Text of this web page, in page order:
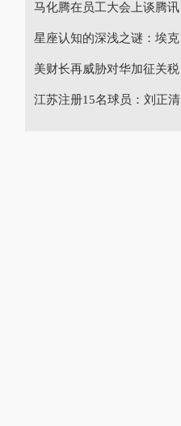
马化腾在员工大会上谈腾讯
星座认知的深浅之谜：埃克
美财长再威胁对华加征关税
江苏注册15名球员：刘正清